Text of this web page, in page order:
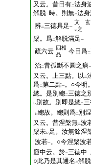
又云。昔日有二法身
解脱一時。則無二法
辨二三徳具足 一
文 玄
レ之
槃。爲二解脱滿足 一
疏六云 四相
品
今日爲二
治二昔孤斷不圓之病一
又云。上三點。以 二
爲二第二點一。○今明
總。是別總二三徳之
レ別故。別即是總二
レ總故。總則爲二 別
又云。昔涅槃無二波
槃未レ足。汝無餘涅
波若一。○今涅槃波
窟中云。於二三徳中一
○此乃是其通名 二解脱